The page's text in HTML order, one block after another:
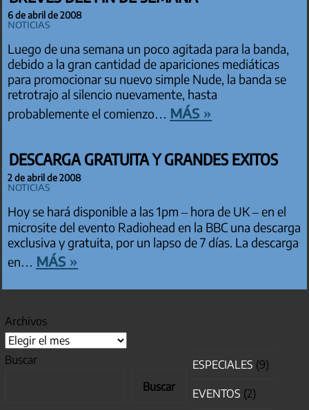
6 de abril de 2008
Noticias
Luego de una semana un poco agitada para la banda,
debido a la gran cantidad de apariciones mediáticas
para promocionar su nuevo simple Nude, la banda se
retrotrajo al silencio nuevamente, hasta
probablemente el comienzo… más »
DESCARGA GRATUITA Y GRANDES EXITOS
2 de abril de 2008
Noticias
Hoy se hará disponible a las 1pm – hora de UK – en el
microsite del evento Radiohead en la BBC una descarga
exclusiva y gratuita, por un lapso de 7 días. La descarga
en… más »
Archivos
Buscar
Buscar
ESPECIALES (9)
EVENTOS (2)